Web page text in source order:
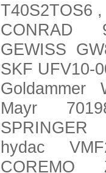
T40S2TOS6
CONRAD
GEWISS
SKF UFV10-
Goldammer
Mayr
SPRINGER
hydac
COREMO